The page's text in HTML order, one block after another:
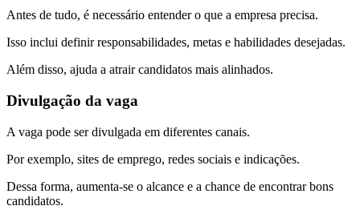
Antes de tudo, é necessário entender o que a empresa precisa.
Isso inclui definir responsabilidades, metas e habilidades desejadas.
Além disso, ajuda a atrair candidatos mais alinhados.
Divulgação da vaga
A vaga pode ser divulgada em diferentes canais.
Por exemplo, sites de emprego, redes sociais e indicações.
Dessa forma, aumenta-se o alcance e a chance de encontrar bons
candidatos.